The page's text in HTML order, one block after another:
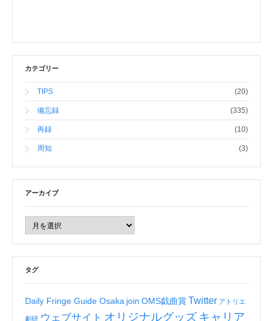
カテゴリー
TIPS (20)
備忘録 (335)
再録 (10)
周知 (3)
アーカイブ
タグ
Daily Fringe Guide Osaka join OMS戯曲賞Twitter アトリエ
劇研 ウェブサイト オリジナルグッズ キャリア